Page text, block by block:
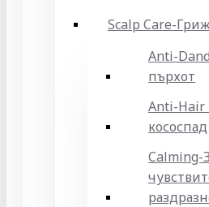
Scalp Care-
Anti-
пърхот
Anti-Hair
кососпад
Calming-